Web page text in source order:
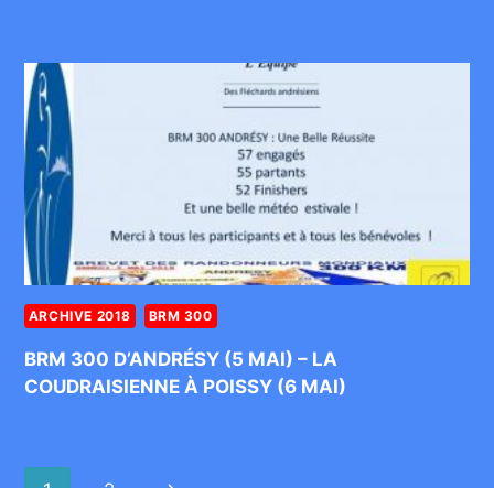
ARCHIVE 2018 BRM 300
BRM 300 D’ANDRÉSY (5 MAI) – LA
COUDRAISIENNE À POISSY (6 MAI)